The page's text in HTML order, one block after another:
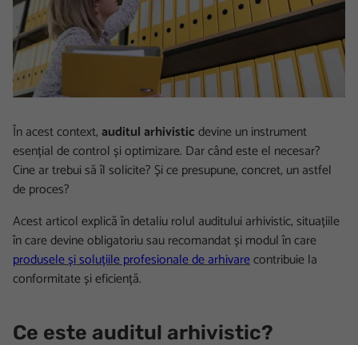
În acest context, auditul arhivisticdevine un instrument
esențial de control și optimizare. Dar când este el necesar?
Cine ar trebui să îl solicite? Și ce presupune, concret, un astfel
de proces?
Acest articol explică în detaliu rolul auditului arhivistic, situațiile
în care devine obligatoriu sau recomandat și modul în care
produsele și soluțiile profesionale de arhivarecontribuie la
conformitate și eficiență.
Ce este auditul arhivistic?